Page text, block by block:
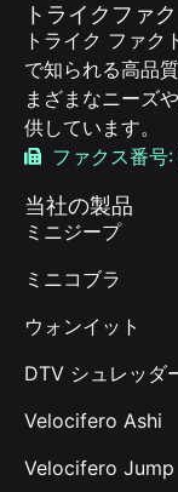
当社の製品
ミニジープ
ミニコブラ
ウォンイット
DTV シュレッダ
Velocifero Ashi
Velocifero Jump
トライクファ
トライク ファク
で知られる高品
まざまなニーズ
供しています。
ファクス番